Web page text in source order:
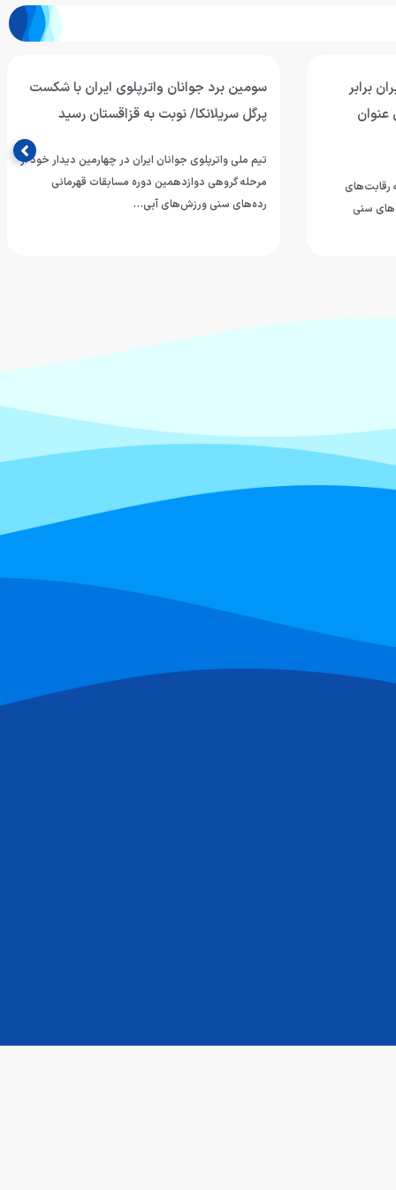
برابر
عنوان
رقابت‌های
سنی
سومین برد جوانان واترپلوی ایران با شکست
پرگل سریلانکا/ نوبت به قزاقستان رسید
تیم ملی واترپلوی جوانان ایران در چهارمین دیدار خود از
مرحله گروهی دوازدهمین دوره مسابقات قهرمانی
رده‌های سنی ورزش‌های آبی…